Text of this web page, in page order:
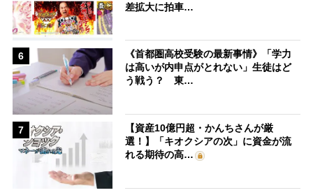
差拡大に拍車…
6
《首都圏高校受験の最新事情》「学力
は高いが内申点がとれない」生徒はど
う戦う？ 東…
7
【資産10億円超・かんちさんが厳
選！】「キオクシアの次」に資金が流
れる期待の高…